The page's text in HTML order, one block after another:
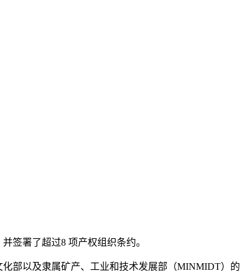
签署了超过8 项产权组织条约。
部以及隶属矿产、工业和技术发展部（MINMIDT）的